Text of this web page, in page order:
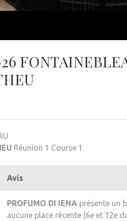
Réunion 1 Course 1
Avis
PROFUMO DI IENA présente un
aucune place récente (6e et 12e